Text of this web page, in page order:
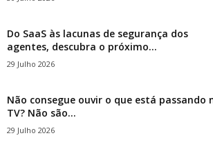
Do SaaS às lacunas de segurança dos
agentes, descubra o próximo...
29 Julho 2026
Não consegue ouvir o que está passando
TV? Não são...
29 Julho 2026